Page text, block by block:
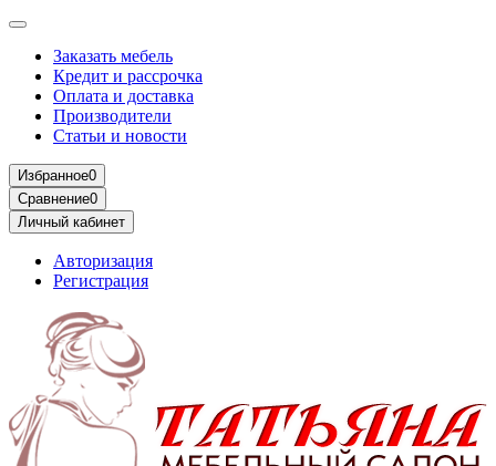
Заказать мебель
Кредит и рассрочка
Оплата и доставка
Производители
Статьи и новости
Избранное0
Сравнение0
Личный кабинет
Авторизация
Регистрация